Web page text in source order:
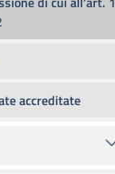
accreditate